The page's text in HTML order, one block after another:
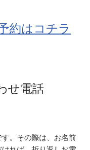
約はコチラ
せ電話
。その際は、お名前